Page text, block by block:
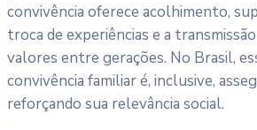
convivência oferece acolhimento,
troca de experiências e a
valores entre gerações. No Brasil,
convivência familiar é, inclusive,
reforçando sua relevância social.